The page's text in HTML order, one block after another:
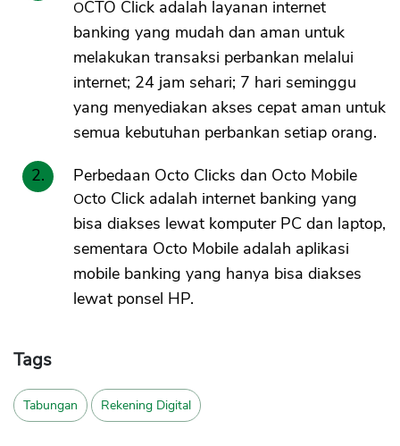
OCTO Click adalah layanan internet
banking yang mudah dan aman untuk
melakukan transaksi perbankan melalui
internet; 24 jam sehari; 7 hari seminggu
yang menyediakan akses cepat aman untuk
semua kebutuhan perbankan setiap orang.
Perbedaan Octo Clicks dan Octo Mobile
Octo Click adalah internet banking yang
bisa diakses lewat komputer PC dan laptop,
sementara Octo Mobile adalah aplikasi
mobile banking yang hanya bisa diakses
lewat ponsel HP.
Tags
Tabungan Rekening Digital